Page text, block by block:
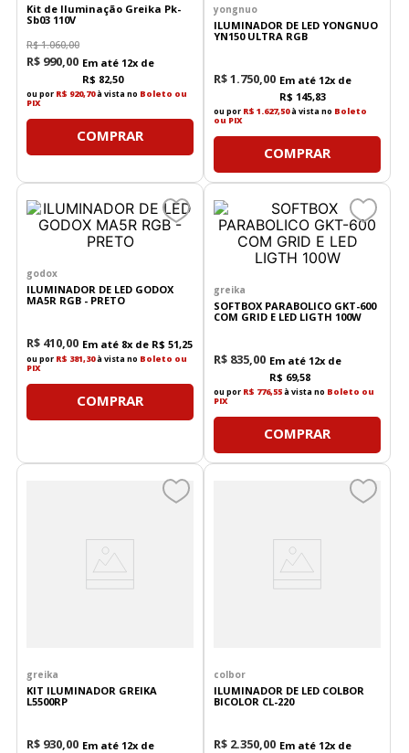
Kit de Iluminação Greika Pk-
Sb03 110V
R$ 1.060,00
R$ 990 00 Em até 12x de
R$ 82,50
ou por R$ 920,70à vista no Boleto ou
PIX
COMPRAR
yongnuo
ILUMINADOR DE LED YONGNUO
YN150 ULTRA RGB
R$1.750 00 Em até 12x de
R$ 145,83
ou por R$ 1.627,50à vista no Boleto
ou PIX
COMPRAR
godox
ILUMINADOR DE LED GODOX
MA5R RGB - PRETO
R$ 410 00 Em até 8x de R$ 51,25
ou por R$ 381,30à vista no Boleto ou
PIX
COMPRAR
greika
SOFTBOX PARABOLICO GKT-600
COM GRID E LED LIGTH 100W
R$ 835 00 Em até 12x de
R$ 69,58
ou por R$ 776,55à vista no Boleto ou
PIX
COMPRAR
greika
KIT ILUMINADOR GREIKA
L5500RP
R$ 930 00 Em até 12x de
colbor
ILUMINADOR DE LED COLBOR
BICOLOR CL-220
R$ 2.350 00 Em até 12x de